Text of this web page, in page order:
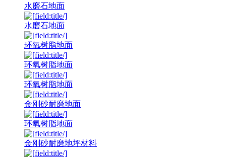
水磨石地面
水磨石地面
环氧树脂地面
环氧树脂地面
环氧树脂地面
金刚砂耐磨地面
环氧树脂地面
金刚砂耐磨地坪材料